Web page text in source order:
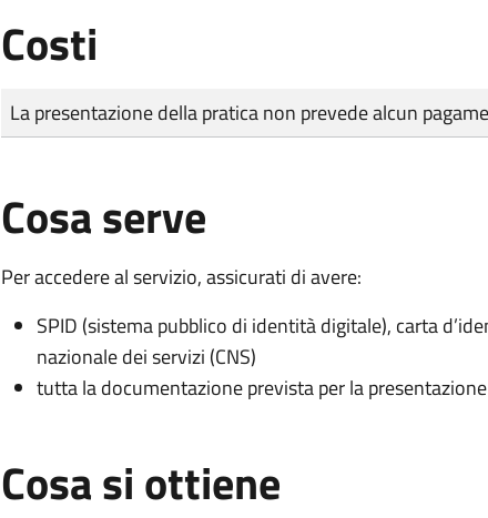
Costi
Tipo di pagamento
Importo
La presentazione della pratica non prevede alcun
Cosa serve
Per accedere al servizio, assicurati di avere:
SPID (sistema pubblico di identità digitale), carta
nazionale dei servizi (CNS)
tutta la documentazione prevista per la
Cosa si ottiene